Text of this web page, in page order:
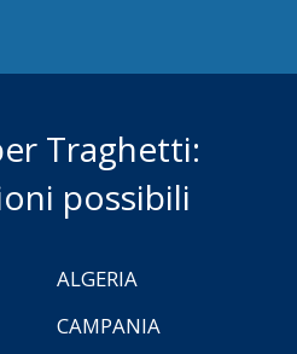
Traghetti:
possibili
ALGERIA
CAMPANIA